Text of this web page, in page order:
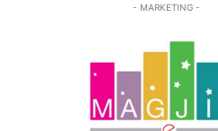
- MARKETING -